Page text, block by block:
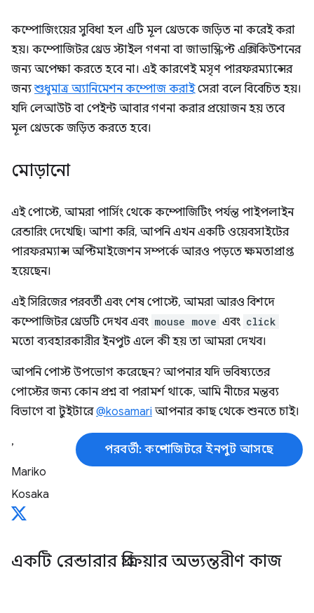
কম্পোজিংয়ের সুবিধা হল এটি মূল থ্রেডকে জড়িত না করেই করা
হয়। কম্পোজিটর থ্রেড স্টাইল গণনা বা জাভাস্ক্রিপ্ট এক্সিকিউশনের
জন্য অপেক্ষা করতে হবে না। এই কারণেই মসৃণ পারফরম্যান্সের
জন্য শুধুমাত্র অ্যানিমেশন কম্পোজ করাইসেরা বলে বিবেচিত হয়।
যদি লেআউট বা পেইন্ট আবার গণনা করার প্রয়োজন হয় তবে
মূল থ্রেডকে জড়িত করতে হবে।
মোড়ানো
এই পোস্টে, আমরা পার্সিং থেকে কম্পোজিটিং পর্যন্ত পাইপলাইন
রেন্ডারিং দেখেছি। আশা করি, আপনি এখন একটি ওয়েবসাইটের
পারফরম্যান্স অপ্টিমাইজেশন সম্পর্কে আরও পড়তে ক্ষমতাপ্রাপ্ত
হয়েছেন।
এই সিরিজের পরবর্তী এবং শেষ পোস্টে, আমরা আরও বিশদে
কম্পোজিটর থ্রেডটি দেখব এবং mouse move এবং click
মতো ব্যবহারকারীর ইনপুট এলে কী হয় তা আমরা দেখব।
আপনি পোস্ট উপভোগ করেছেন? আপনার যদি ভবিষ্যতের
পোস্টের জন্য কোন প্রশ্ন বা পরামর্শ থাকে, আমি নীচের মন্তব্য
বিভাগে বা টুইটারে@kosamari আপনার কাছ থেকে শুনতে চাই।
পরবর্তী: কম্পোজিটরে ইনপুট আসছে
,
Mariko
Kosaka
একটি রেন্ডারার প্রক্রিয়ার অভ্যন্তরীণ কাজ